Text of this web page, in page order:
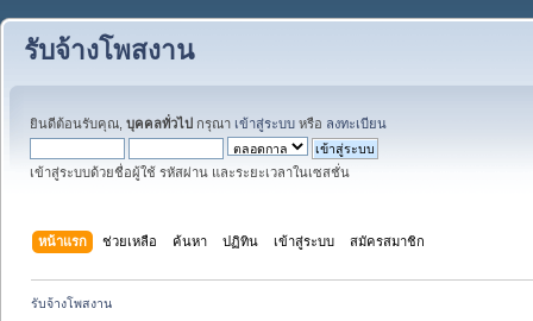
รับจ้างโพสงาน
ยินดีต้อนรับคุณ, บุคคลทั่วไป กรุณา เข้าสู่ระบบ หรือ ลงทะเบียน
เข้าสู่ระบบด้วยชื่อผู้ใช้ รหัสผ่าน และระยะเวลาในเซสชั่น
หน้าแรก ช่วยเหลือ ค้นหา ปฏิทิน เข้าสู่ระบบ สมัครสมาชิก
รับจ้างโพสงาน